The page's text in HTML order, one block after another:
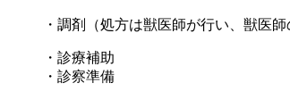
・調剤（処方は獣医師が行い、獣医
・診療補助
・診察準備